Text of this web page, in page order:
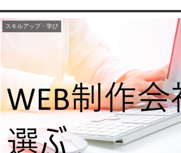
い。
スキルアップ・学び